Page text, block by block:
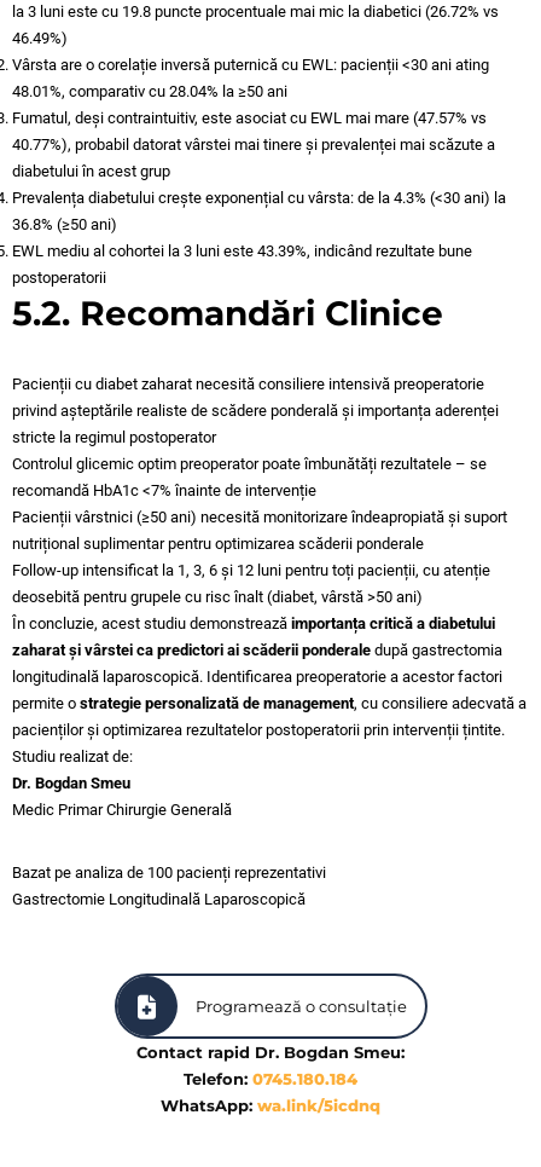
la 3 luni este cu 19.8 puncte procentuale mai mic la diabetici (26.72% vs
46.49%)
Vârsta are o corelație inversă puternică cu EWL: pacienții <30 ani ating
48.01%, comparativ cu 28.04% la ≥50 ani
Fumatul, deși contraintuitiv, este asociat cu EWL mai mare (47.57% vs
40.77%), probabil datorat vârstei mai tinere și prevalenței mai scăzute a
diabetului în acest grup
Prevalența diabetului crește exponențial cu vârsta: de la 4.3% (<30 ani) la
36.8% (≥50 ani)
EWL mediu al cohortei la 3 luni este 43.39%, indicând rezultate bune
postoperatorii
5.2. Recomandări Clinice
Pacienții cu diabet zaharat necesită consiliere intensivă preoperatorie
privind așteptările realiste de scădere ponderală și importanța aderenței
stricte la regimul postoperator
Controlul glicemic optim preoperator poate îmbunătăți rezultatele – se
recomandă HbA1c <7% înainte de intervenție
Pacienții vârstnici (≥50 ani) necesită monitorizare îndeapropiată și suport
nutrițional suplimentar pentru optimizarea scăderii ponderale
Follow-up intensificat la 1, 3, 6 și 12 luni pentru toți pacienții, cu atenție
deosebită pentru grupele cu risc înalt (diabet, vârstă >50 ani)
În concluzie, acest studiu demonstrează importanța critică a diabetului
zaharat și vârstei ca predictori ai scăderii ponderale după gastrectomia
longitudinală laparoscopică. Identificarea preoperatorie a acestor factori
permite o strategie personalizată de management, cu consiliere adecvată a
pacienților și optimizarea rezultatelor postoperatorii prin intervenții țintite.
Studiu realizat de:
Dr. Bogdan Smeu
Medic Primar Chirurgie Generală
Bazat pe analiza de 100 pacienți reprezentativi
Gastrectomie Longitudinală Laparoscopică
Programează o consultație
Contact rapid Dr. Bogdan Smeu:
Telefon: 0745.180.184
WhatsApp: wa.link/5icdnq